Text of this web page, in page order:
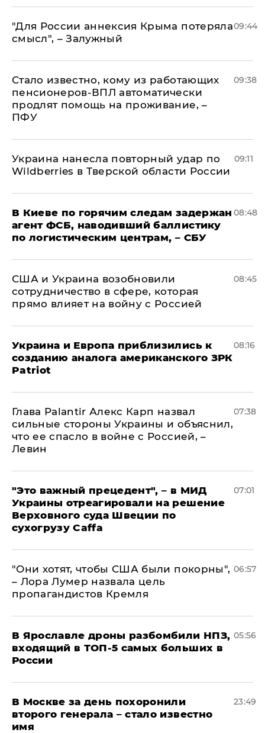
"Для России аннексия Крыма потеряла
смысл", – Залужный
09:44
Стало известно, кому из работающих
пенсионеров-ВПЛ автоматически
продлят помощь на проживание, –
ПФУ
09:38
Украина нанесла повторный удар по
Wildberries в Тверской области России
09:11
В Киеве по горячим следам задержан
агент ФСБ, наводивший баллистику
по логистическим центрам, – СБУ
08:48
США и Украина возобновили
сотрудничество в сфере, которая
прямо влияет на войну с Россией
08:45
Украина и Европа приблизились к
созданию аналога американского ЗРК
Patriot
08:16
Глава Palantir Алекс Карп назвал
сильные стороны Украины и объяснил,
что ее спасло в войне с Россией, –
Левин
07:38
"Это важный прецедент", – в МИД
Украины отреагировали на решение
Верховного суда Швеции по
сухогрузу Caffa
07:01
"Они хотят, чтобы США были покорны",
– Лора Лумер назвала цель
пропагандистов Кремля
06:57
В Ярославле дроны разбомбили НПЗ,
входящий в ТОП-5 самых больших в
России
05:56
В Москве за день похоронили
второго генерала – стало известно
имя
23:49